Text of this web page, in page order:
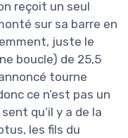
reçoit un seul
sur sa barre en
juste le
boucle) de 25,5
tourne
ce n’est pas un
qu’il y a de la
les fils du